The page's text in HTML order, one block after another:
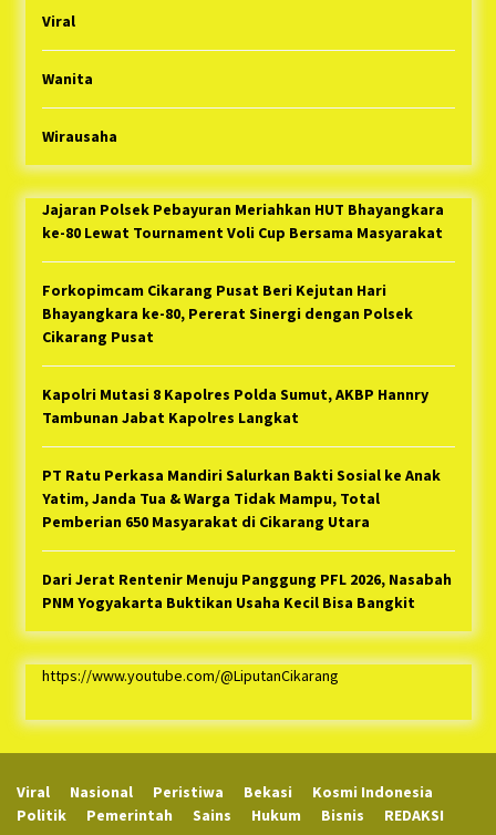
Viral
Wanita
Wirausaha
Jajaran Polsek Pebayuran Meriahkan HUT Bhayangkara
ke-80 Lewat Tournament Voli Cup Bersama Masyarakat
Forkopimcam Cikarang Pusat Beri Kejutan Hari
Bhayangkara ke-80, Pererat Sinergi dengan Polsek
Cikarang Pusat
Kapolri Mutasi 8 Kapolres Polda Sumut, AKBP Hannry
Tambunan Jabat Kapolres Langkat
PT Ratu Perkasa Mandiri Salurkan Bakti Sosial ke Anak
Yatim, Janda Tua & Warga Tidak Mampu, Total
Pemberian 650 Masyarakat di Cikarang Utara
Dari Jerat Rentenir Menuju Panggung PFL 2026, Nasabah
PNM Yogyakarta Buktikan Usaha Kecil Bisa Bangkit
https://www.youtube.com/@LiputanCikarang
Viral Nasional Peristiwa Bekasi
Kosmi Indonesia
Politik
Pemerintah Sains Hukum Bisnis REDAKSI